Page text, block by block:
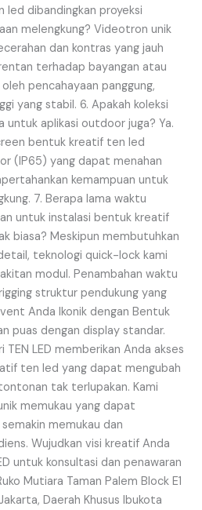
dibandingkan proyeksi
melengkung? Videotron unik
dan kontras yang jauh
terhadap bayangan atau
pencahayaan panggung,
yang stabil. 6. Apakah koleksi
aplikasi outdoor juga? Ya.
bentuk kreatif ten led
(IP65) yang dapat menahan
kemampuan untuk
7. Berapa lama waktu
untuk instalasi bentuk kreatif
biasa? Meskipun membutuhkan
teknologi quick-lock kami
modul. Penambahan waktu
struktur pendukung yang
Anda Ikonik dengan Bentuk
puas dengan display standar.
LED memberikan Anda akses
ten led yang dapat mengubah
tak terlupakan. Kami
memukau yang dapat
memukau dan
Wujudkan visi kreatif Anda
untuk konsultasi dan penawaran
Mutiara Taman Palem Block E1
Daerah Khusus Ibukota